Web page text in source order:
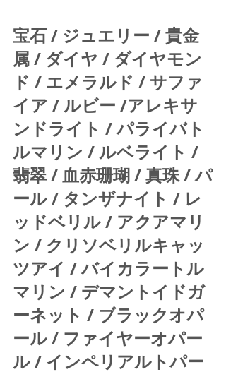
宝石 / ジュエリー / 貴金
属 / ダイヤ / ダイヤモン
ド / エメラルド / サファ
イア / ルビー /アレキサ
ンドライト / パライバト
ルマリン / ルベライト /
翡翠 / 血赤珊瑚 / 真珠 / パ
ール / タンザナイト / レ
ッドベリル / アクアマリ
ン / クリソベリルキャッ
ツアイ / バイカラートル
マリン / デマントイドガ
ーネット / ブラックオパ
ール / ファイヤーオパー
ル / インペリアルトパー